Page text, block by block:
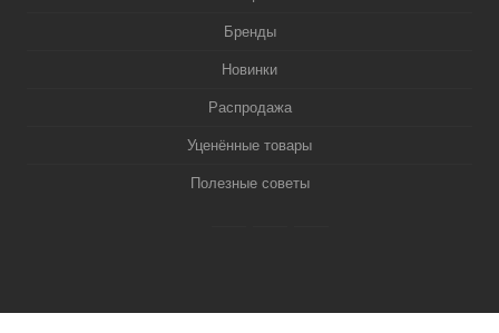
Бренды
Новинки
Распродажа
Уценённые товары
Полезные советы